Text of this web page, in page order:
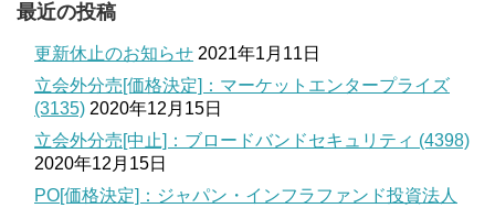
最近の投稿
更新休止のお知らせ 2021年1月11日
立会外分売[価格決定]：マーケットエンタープライズ
(3135) 2020年12月15日
立会外分売[中止]：ブロードバンドセキュリティ (4398)
2020年12月15日
PO[価格決定]：ジャパン・インフラファンド投資法人